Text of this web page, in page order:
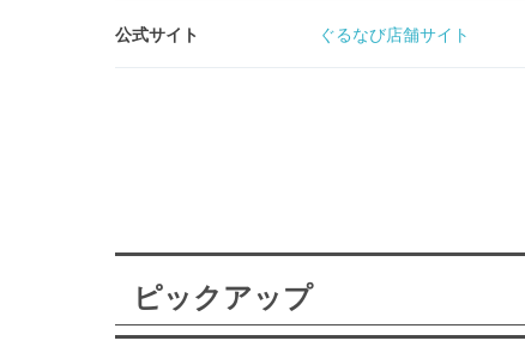
公式サイト ぐるなび店舗サイト
ピックアップ